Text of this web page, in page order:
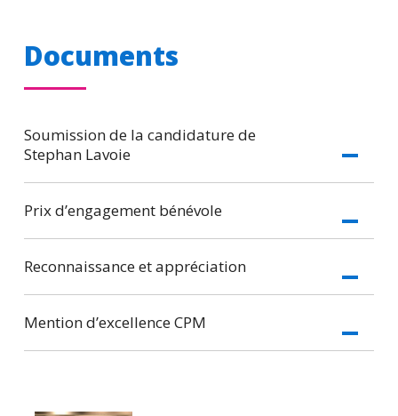
Documents
Soumission de la candidature de
Stephan Lavoie
Prix d’engagement bénévole
Reconnaissance et appréciation
Mention d’excellence CPM